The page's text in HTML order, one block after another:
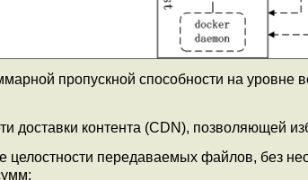
пропускной способности на уровне
доставки контента (CDN), позволяющей
целостности передаваемых файлов, без